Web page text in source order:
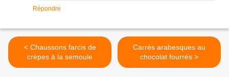
Répondre
< Chaussons farcis de
crèpes à la semoule
Carrés arabesques au
chocolat fourrés >